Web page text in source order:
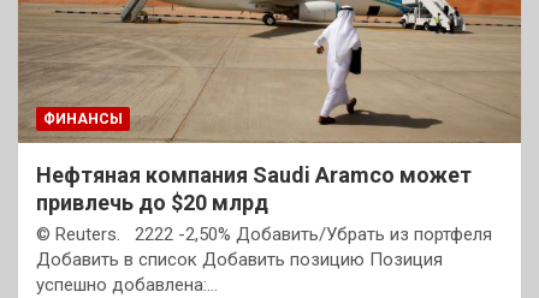
ФИНАНСЫ
Нефтяная компания Saudi Aramco может
привлечь до $20 млрд
© Reuters. 2222 -2,50% Добавить/Убрать из портфеля
Добавить в список Добавить позицию Позиция
успешно добавлена:…